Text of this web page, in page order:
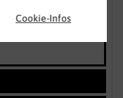
Cookie-Infos